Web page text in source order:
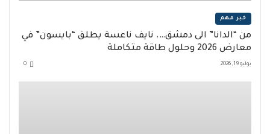
خبر مهم
من “الدانا” الى دمشق…. نايف ناعسة يطلق “بايسون” في
معارض 2026 وحلول طاقة متكاملة
يوليو 19, 2026 0